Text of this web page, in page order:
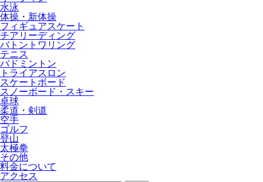
水泳
体操・新体操
フィギュアスケート
チアリーディング
バトントワリング
テニス
バドミントン
トライアスロン
スケートボード
スノーボード・スキー
卓球
柔道・剣道
空手
ゴルフ
登山
太極拳
その他
料金について
アクセス